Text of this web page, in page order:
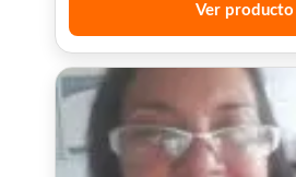
Ver producto